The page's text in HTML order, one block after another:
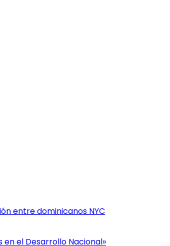
entre dominicanos NYC
el Desarrollo Nacional»